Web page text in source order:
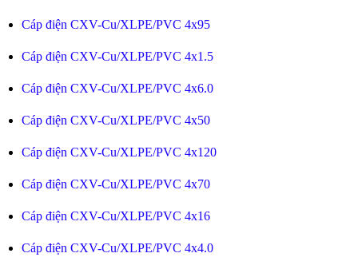
Cáp điện CXV-Cu/XLPE/PVC 4x95
Cáp điện CXV-Cu/XLPE/PVC 4x1.5
Cáp điện CXV-Cu/XLPE/PVC 4x6.0
Cáp điện CXV-Cu/XLPE/PVC 4x50
Cáp điện CXV-Cu/XLPE/PVC 4x120
Cáp điện CXV-Cu/XLPE/PVC 4x70
Cáp điện CXV-Cu/XLPE/PVC 4x16
Cáp điện CXV-Cu/XLPE/PVC 4x4.0